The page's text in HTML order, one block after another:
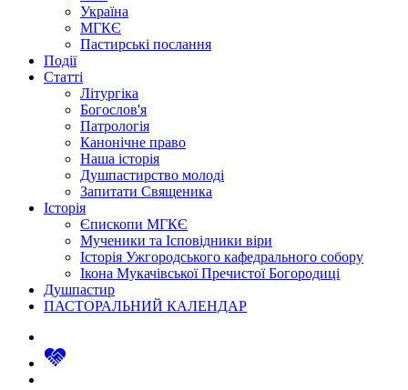
Україна
МГКЄ
Пастирські послання
Події
Статті
Літургіка
Богослов'я
Патрологія
Канонічне право
Наша історія
Душпастирство молоді
Запитати Священика
Історія
Єпископи МГКЄ
Мученики та Ісповідники віри
Історія Ужгородського кафедрального собору
Ікона Мукачівської Пречистої Богородиці
Душпастир
ПАСТОРАЛЬНИЙ КАЛЕНДАР